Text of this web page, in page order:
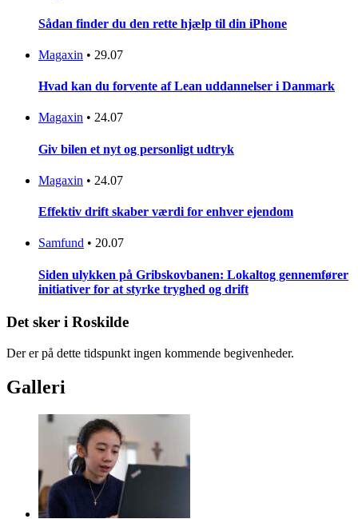
Sådan finder du den rette hjælp til din iPhone
Magaxin • 29.07
Hvad kan du forvente af Lean uddannelser i Danmark
Magaxin • 24.07
Giv bilen et nyt og personligt udtryk
Magaxin • 24.07
Effektiv drift skaber værdi for enhver ejendom
Samfund • 20.07
Siden ulykken på Gribskovbanen: Lokaltog gennemfører
initiativer for at styrke tryghed og drift
Det sker i Roskilde
Der er på dette tidspunkt ingen kommende begivenheder.
Galleri